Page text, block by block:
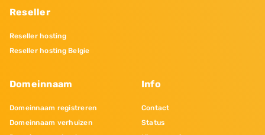
Reseller
Reseller hosting
Reseller hosting Belgie
Domeinnaam
Domeinnaam registreren
Domeinnaam verhuizen
Info
Contact
Status